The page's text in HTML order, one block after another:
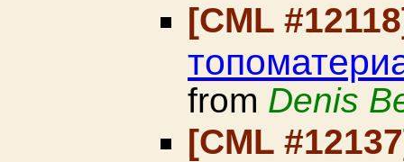
[CML
from Denis
[CML